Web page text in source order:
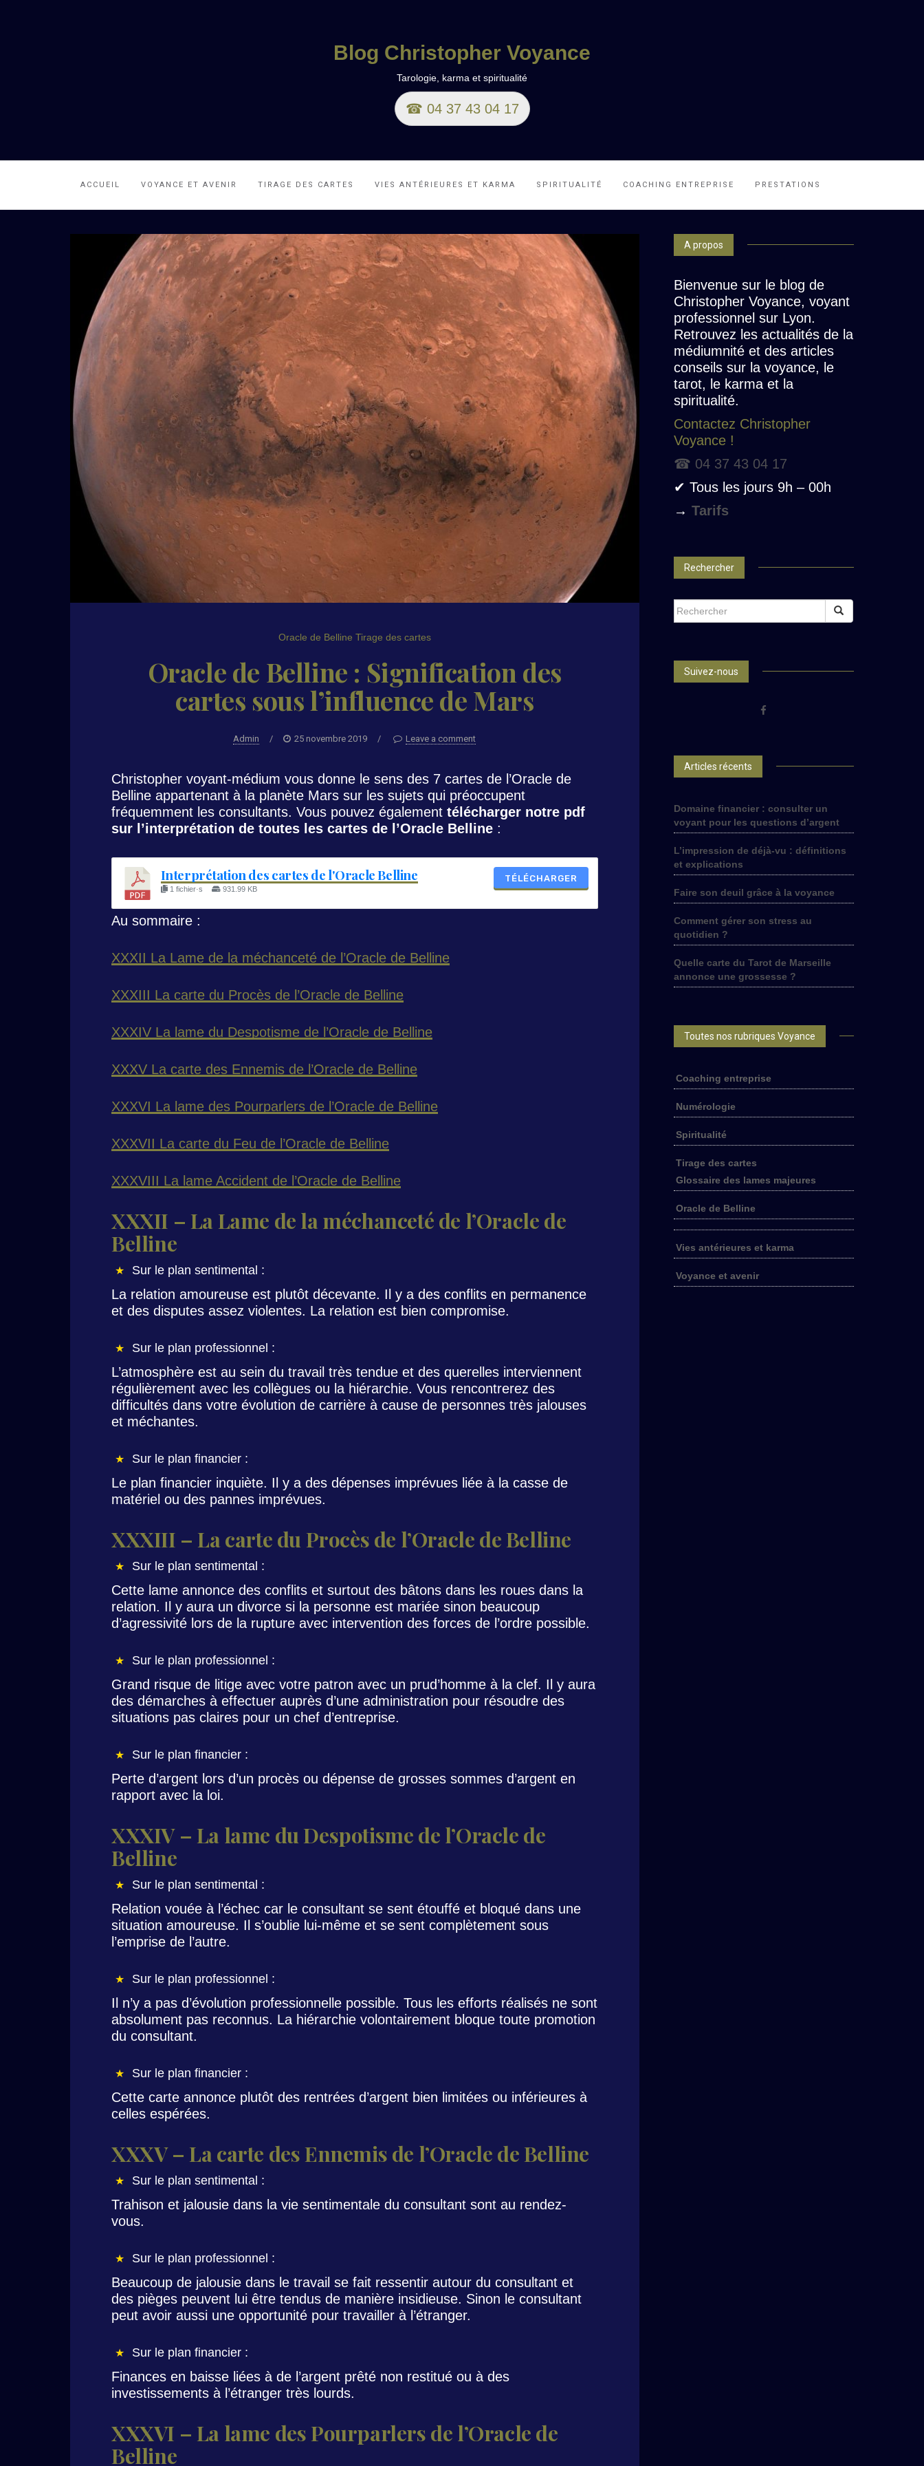
Blog Christopher Voyance
Tarologie, karma et spiritualité
☎ 04 37 43 04 17
ACCUEIL VOYANCE ET AVENIR TIRAGE DES CARTES VIES ANTÉRIEURES ET KARMA SPIRITUALITÉ COACHING ENTREPRISE PRESTATIONS
Oracle de Belline Tirage des cartes
Oracle de Belline : Signification des
cartes sous l’influence de Mars
Admin / 25 novembre 2019 / Leave a comment
Christopher voyant-médium vous donne le sens des 7 cartes de l’Oracle de
Belline appartenant à la planète Mars sur les sujets qui préoccupent
fréquemment les consultants. Vous pouvez également télécharger notre pdf
sur l’interprétation de toutes les cartes de l’Oracle Belline :
Interprétation des cartes de l'Oracle Belline
1 fichier·s 931.99 KB
TÉLÉCHARGER
Au sommaire :
XXXII La Lame de la méchanceté de l’Oracle de Belline
XXXIII La carte du Procès de l’Oracle de Belline
XXXIV La lame du Despotisme de l’Oracle de Belline
XXXV La carte des Ennemis de l’Oracle de Belline
XXXVI La lame des Pourparlers de l’Oracle de Belline
XXXVII La carte du Feu de l’Oracle de Belline
XXXVIII La lame Accident de l’Oracle de Belline
XXXII – La Lame de la méchanceté de l’Oracle de
Belline
Sur le plan sentimental :
La relation amoureuse est plutôt décevante. Il y a des conflits en permanence
et des disputes assez violentes. La relation est bien compromise.
Sur le plan professionnel :
L’atmosphère est au sein du travail très tendue et des querelles interviennent
régulièrement avec les collègues ou la hiérarchie. Vous rencontrerez des
difficultés dans votre évolution de carrière à cause de personnes très jalouses
et méchantes.
Sur le plan financier :
Le plan financier inquiète. Il y a des dépenses imprévues liée à la casse de
matériel ou des pannes imprévues.
XXXIII – La carte du Procès de l’Oracle de Belline
Sur le plan sentimental :
Cette lame annonce des conflits et surtout des bâtons dans les roues dans la
relation. Il y aura un divorce si la personne est mariée sinon beaucoup
d’agressivité lors de la rupture avec intervention des forces de l’ordre possible.
Sur le plan professionnel :
Grand risque de litige avec votre patron avec un prud’homme à la clef. Il y aura
des démarches à effectuer auprès d’une administration pour résoudre des
situations pas claires pour un chef d’entreprise.
Sur le plan financier :
Perte d’argent lors d’un procès ou dépense de grosses sommes d’argent en
rapport avec la loi.
XXXIV – La lame du Despotisme de l’Oracle de
Belline
Sur le plan sentimental :
Relation vouée à l’échec car le consultant se sent étouffé et bloqué dans une
situation amoureuse. Il s’oublie lui-même et se sent complètement sous
l’emprise de l’autre.
Sur le plan professionnel :
Il n’y a pas d’évolution professionnelle possible. Tous les efforts réalisés ne sont
absolument pas reconnus. La hiérarchie volontairement bloque toute promotion
du consultant.
Sur le plan financier :
Cette carte annonce plutôt des rentrées d’argent bien limitées ou inférieures à
celles espérées.
XXXV – La carte des Ennemis de l’Oracle de Belline
Sur le plan sentimental :
Trahison et jalousie dans la vie sentimentale du consultant sont au rendez-
vous.
Sur le plan professionnel :
Beaucoup de jalousie dans le travail se fait ressentir autour du consultant et
des pièges peuvent lui être tendus de manière insidieuse. Sinon le consultant
peut avoir aussi une opportunité pour travailler à l’étranger.
Sur le plan financier :
Finances en baisse liées à de l’argent prêté non restitué ou à des
investissements à l’étranger très lourds.
XXXVI – La lame des Pourparlers de l’Oracle de
Belline
A propos
Bienvenue sur le blog de
Christopher Voyance, voyant
professionnel sur Lyon.
Retrouvez les actualités de la
médiumnité et des articles
conseils sur la voyance, le
tarot, le karma et la
spiritualité.
Contactez Christopher
Voyance !
☎ 04 37 43 04 17
✔ Tous les jours 9h – 00h
→ Tarifs
Rechercher
SEARCH
FOR:
Suivez-nous
Articles récents
Domaine financier : consulter un
voyant pour les questions d’argent
L’impression de déjà-vu : définitions
et explications
Faire son deuil grâce à la voyance
Comment gérer son stress au
quotidien ?
Quelle carte du Tarot de Marseille
annonce une grossesse ?
Toutes nos rubriques Voyance
Coaching entreprise
Numérologie
Spiritualité
Tirage des cartes
Glossaire des lames majeures
Oracle de Belline
Vies antérieures et karma
Voyance et avenir